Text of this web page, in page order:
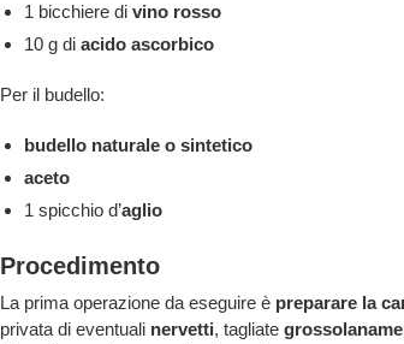
1 bicchiere di vino rosso
10 g di acido ascorbico
Per il budello:
budello naturale o sintetico
aceto
1 spicchio d’aglio
Procedimento
La prima operazione da eseguire è preparare la
privata di eventuali nervetti, tagliate